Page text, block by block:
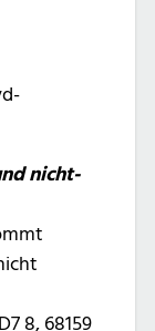
nicht-
8, 68159